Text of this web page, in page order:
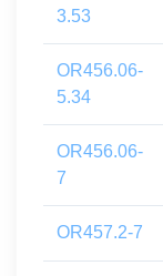
3.53
OR456.06-
5.34
OR456.06-
7
OR457.2-7